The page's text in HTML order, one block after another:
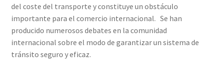
del coste del transporte y constituye un obstáculo
importante para el comercio internacional. Se han
producido numerosos debates en la comunidad
internacional sobre el modo de garantizar un sistema de
tránsito seguro y eficaz.